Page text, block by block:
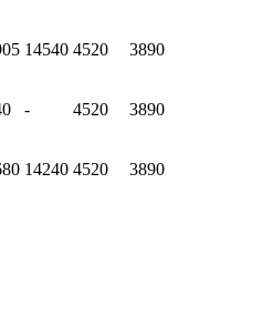
14540 4520 3890
- 4520 3890
14240 4520 3890